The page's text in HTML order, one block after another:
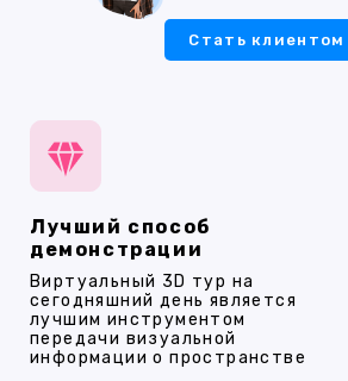
Стать клиентом
Лучший способ
демонстрации
Виртуальный 3D тур на
сегодняшний день является
лучшим инструментом
передачи визуальной
информации о пространстве